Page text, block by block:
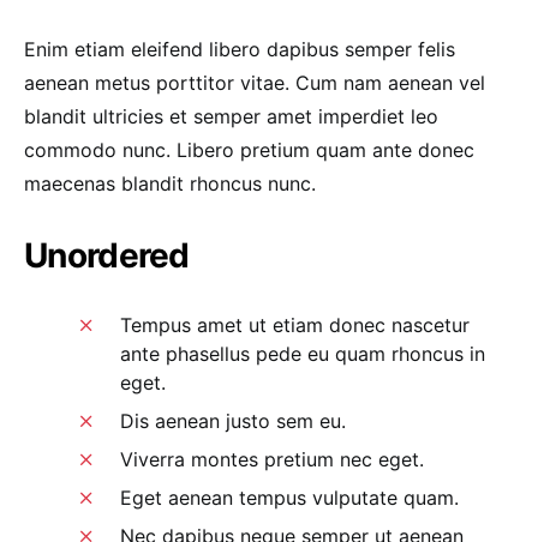
Enim etiam eleifend libero dapibus semper felis
aenean metus porttitor vitae. Cum nam aenean vel
blandit ultricies et semper amet imperdiet leo
commodo nunc. Libero pretium quam ante donec
maecenas blandit rhoncus nunc.
Unordered
Tempus amet ut etiam donec nascetur
ante phasellus pede eu quam rhoncus in
eget.
Dis aenean justo sem eu.
Viverra montes pretium nec eget.
Eget aenean tempus vulputate quam.
Nec dapibus neque semper ut aenean